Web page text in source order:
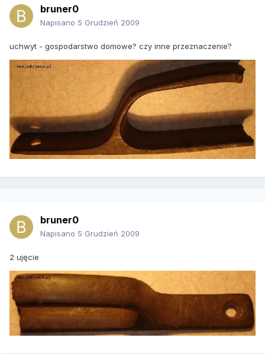
bruner0
Napisano 5 Grudzień 2009
uchwyt - gospodarstwo domowe? czy inne przeznaczenie?
bruner0
Napisano 5 Grudzień 2009
2 ujęcie